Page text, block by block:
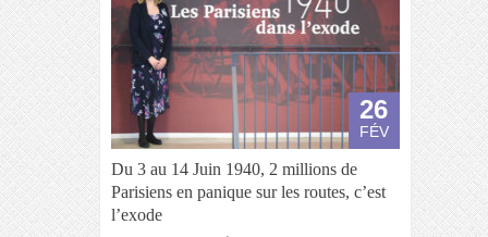
26
FÉV
Du 3 au 14 Juin 1940, 2 millions de
Parisiens en panique sur les routes, c’est
l’exode